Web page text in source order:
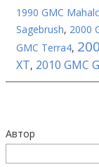
1990 GMC
Sagebrush, 2000
GMC Terra4,
XT, 2010 GMC
Автор